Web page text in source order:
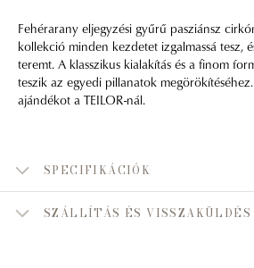
Fehérarany eljegyzési gyűrű pasziánsz
kollekció minden kezdetet izgalmassá tesz,
teremt. A klasszikus kialakítás és a finom
teszik az egyedi pillanatok
ajándékot a TEILOR-nál.
SPECIFIKÁCIÓK
SZÁLLÍTÁS ÉS VISSZAKÜLDÉS